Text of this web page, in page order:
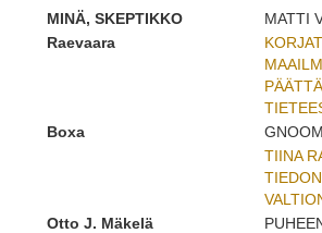
MINÄ, SKEPTIKKO
MATTI
Raevaara
Boxa
TIINA
Otto J. Mäkelä